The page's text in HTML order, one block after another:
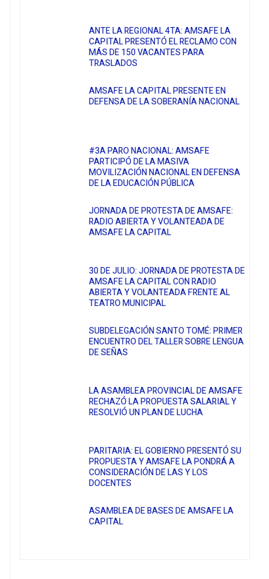
ANTE LA REGIONAL 4TA: AMSAFE LA
CAPITAL PRESENTÓ EL RECLAMO CON
MÁS DE 150 VACANTES PARA
TRASLADOS
AMSAFE LA CAPITAL PRESENTE EN
DEFENSA DE LA SOBERANÍA NACIONAL
#3A PARO NACIONAL: AMSAFE
PARTICIPÓ DE LA MASIVA
MOVILIZACIÓN NACIONAL EN DEFENSA
DE LA EDUCACIÓN PÚBLICA
JORNADA DE PROTESTA DE AMSAFE:
RADIO ABIERTA Y VOLANTEADA DE
AMSAFE LA CAPITAL
30 DE JULIO: JORNADA DE PROTESTA DE
AMSAFE LA CAPITAL CON RADIO
ABIERTA Y VOLANTEADA FRENTE AL
TEATRO MUNICIPAL
SUBDELEGACIÓN SANTO TOMÉ: PRIMER
ENCUENTRO DEL TALLER SOBRE LENGUA
DE SEÑAS
LA ASAMBLEA PROVINCIAL DE AMSAFE
RECHAZÓ LA PROPUESTA SALARIAL Y
RESOLVIÓ UN PLAN DE LUCHA
PARITARIA: EL GOBIERNO PRESENTÓ SU
PROPUESTA Y AMSAFE LA PONDRÁ A
CONSIDERACIÓN DE LAS Y LOS
DOCENTES
ASAMBLEA DE BASES DE AMSAFE LA
CAPITAL